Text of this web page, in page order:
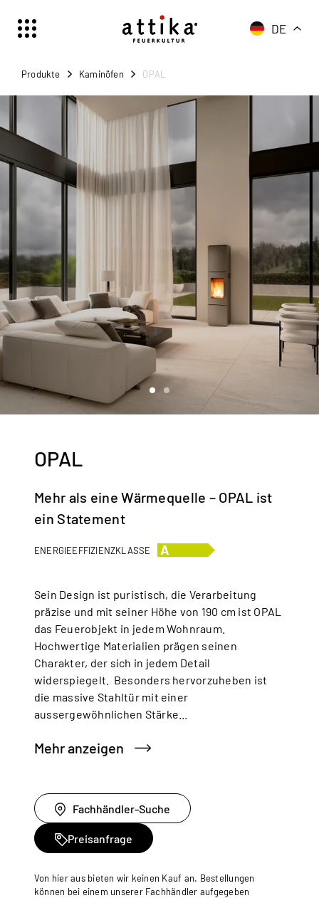
Schweiz | Deutsch
Switzerland | englisch
Österreich | Deutsch
France | français
Italia | italiano
Italien | Deutsch
Global | english
DE
Produkte Kaminöfen OPAL
OPAL
Mehr als eine Wärmequelle – OPAL ist
ein Statement
ENERGIEEFFIZIENZKLASSE
Sein Design ist puristisch, die Verarbeitung
präzise und mit seiner Höhe von 190 cm ist OPAL
das Feuerobjekt in jedem Wohnraum.
Hochwertige Materialien prägen seinen
Charakter, der sich in jedem Detail
widerspiegelt. Besonders hervorzuheben ist
die massive Stahltür mit einer
aussergewöhnlichen Stärke...
Mehr anzeigen
Fachhändler-Suche
Preisanfrage
Von hier aus bieten wir keinen Kauf an. Bestellungen
können bei einem unserer Fachhändler aufgegeben